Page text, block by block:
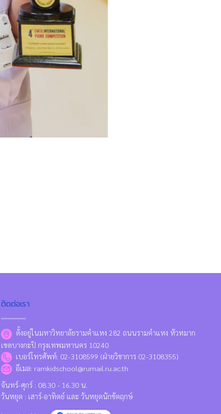
ติดต่อเรา
ตั้งอยู่ในมหาวิทยาลัยรามคำแหง 282 ถนนรามคำแหง หัวหมาก
เขตบางกะปิ กรุงเทพมหานคร 10240
เบอร์โทรศัพท์: 02-3108599 (ฝ่ายวิชาการ 02-3108355)
อีเมล: ramkidschool@rumail.ru.ac.th
จันทร์-ศุกร์ : 08.30 - 16.30 น.
วันหยุด : เสาร์-อาทิตย์ และ วันหยุดนักขัตฤกษ์